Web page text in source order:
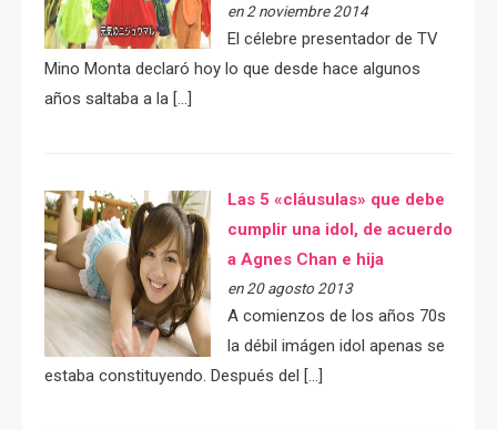
en 2 noviembre 2014
El célebre presentador de TV
Mino Monta declaró hoy lo que desde hace algunos
años saltaba a la […]
Las 5 «cláusulas» que debe
cumplir una idol, de acuerdo
a Agnes Chan e hija
en 20 agosto 2013
A comienzos de los años 70s
la débil imágen idol apenas se
estaba constituyendo. Después del […]